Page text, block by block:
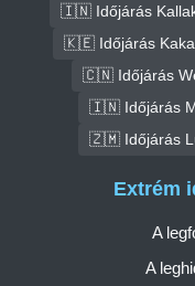
🇮🇳 Időjárás
🇰🇪 Időjárás
🇨🇳 Időjárás
🇮🇳 Időjárás
🇿🇲 Időjárás
Extrém
A
A